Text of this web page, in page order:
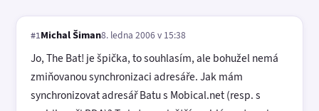
#1Michal Šiman8. ledna 2006 v 15:38
Jo, The Bat! je špička, to souhlasím, ale bohužel nemá
zmiňovanou synchronizaci adresáře. Jak mám
synchronizovat adresář Batu s Mobical.net (resp. s